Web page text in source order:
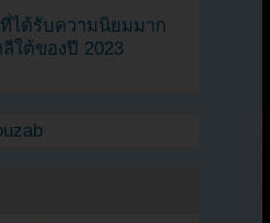
ได้รับความนิยมมาก
ใต้ของปี 2023